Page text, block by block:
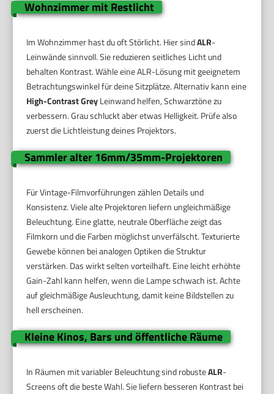
Wohnzimmer mit Restlicht
Im Wohnzimmer hast du oft Störlicht. Hier sindALR-
Leinwände sinnvoll. Sie reduzieren seitliches Licht und
behalten Kontrast. Wähle eine ALR-Lösung mit geeignetem
Betrachtungswinkel für deine Sitzplätze. Alternativ kann eine
High-Contrast GreyLeinwand helfen, Schwarztöne zu
verbessern. Grau schluckt aber etwas Helligkeit. Prüfe also
zuerst die Lichtleistung deines Projektors.
Sammler alter 16mm/35mm-Projektoren
Für Vintage-Filmvorführungen zählen Details und
Konsistenz. Viele alte Projektoren liefern ungleichmäßige
Beleuchtung. Eine glatte, neutrale Oberfläche zeigt das
Filmkorn und die Farben möglichst unverfälscht. Texturierte
Gewebe können bei analogen Optiken die Struktur
verstärken. Das wirkt selten vorteilhaft. Eine leicht erhöhte
Gain-Zahl kann helfen, wenn die Lampe schwach ist. Achte
auf gleichmäßige Ausleuchtung, damit keine Bildstellen zu
hell erscheinen.
Kleine Kinos, Bars und öffentliche Räume
In Räumen mit variabler Beleuchtung sind robusteALR-
Screens oft die beste Wahl. Sie liefern besseren Kontrast bei